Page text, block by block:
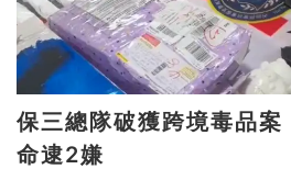
保三總隊破獲跨境毒品案 3D玩具熊藏愷他
命逮2嫌